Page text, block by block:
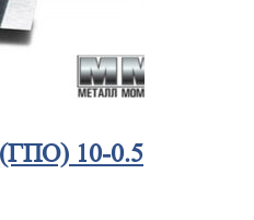
10-0.5